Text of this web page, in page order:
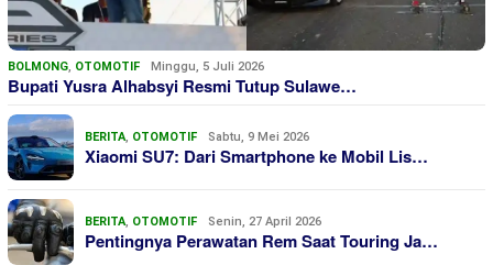
BOLMONG, OTOMOTIF Minggu, 5 Juli 2026
Bupati Yusra Alhabsyi Resmi Tutup Sulawe…
BERITA, OTOMOTIF Sabtu, 9 Mei 2026
Xiaomi SU7: Dari Smartphone ke Mobil Lis…
BERITA, OTOMOTIF Senin, 27 April 2026
Pentingnya Perawatan Rem Saat Touring Ja…